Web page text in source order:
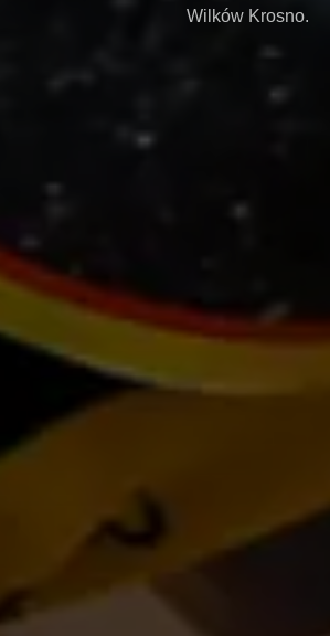
Wilków Krosno.